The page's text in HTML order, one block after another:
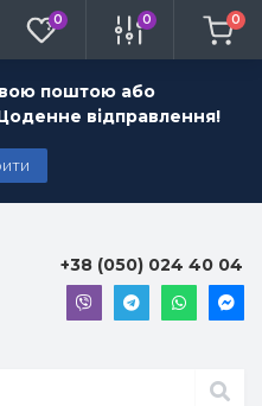
поштою або
відправлення!
0 0 0
+38 (050) 024 40 04